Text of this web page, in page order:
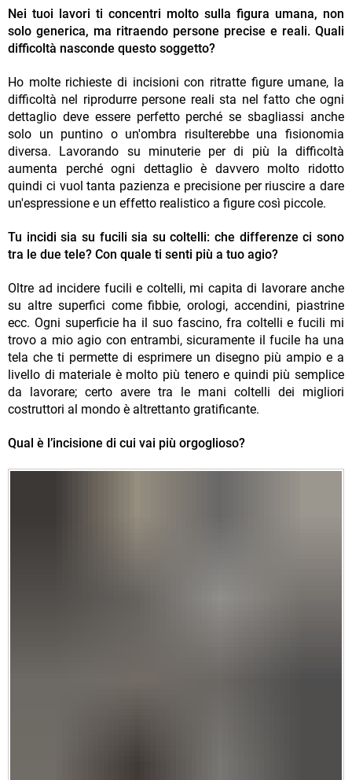
Nei tuoi lavori ti concentri molto sulla figura umana, non
solo generica, ma ritraendo persone precise e reali. Quali
difficoltà nasconde questo soggetto?
Ho molte richieste di incisioni con ritratte figure umane, la
difficoltà nel riprodurre persone reali sta nel fatto che ogni
dettaglio deve essere perfetto perché se sbagliassi anche
solo un puntino o un'ombra risulterebbe una fisionomia
diversa. Lavorando su minuterie per di più la difficoltà
aumenta perché ogni dettaglio è davvero molto ridotto
quindi ci vuol tanta pazienza e precisione per riuscire a dare
un'espressione e un effetto realistico a figure così piccole.
Tu incidi sia su fucili sia su coltelli: che differenze ci sono
tra le due tele? Con quale ti senti più a tuo agio?
Oltre ad incidere fucili e coltelli, mi capita di lavorare anche
su altre superfici come fibbie, orologi, accendini, piastrine
ecc. Ogni superficie ha il suo fascino, fra coltelli e fucili mi
trovo a mio agio con entrambi, sicuramente il fucile ha una
tela che ti permette di esprimere un disegno più ampio e a
livello di materiale è molto più tenero e quindi più semplice
da lavorare; certo avere tra le mani coltelli dei migliori
costruttori al mondo è altrettanto gratificante.
Qual è l’incisione di cui vai più orgoglioso?